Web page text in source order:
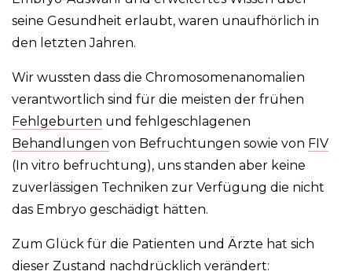
seine Gesundheit erlaubt, waren unaufhörlich in
den letzten Jahren.
Wir wussten dass die Chromosomenanomalien
verantwortlich sind für die meisten der frühen
Fehlgeburten und fehlgeschlagenen
Behandlungen von Befruchtungen sowie von FIV
(In vitro befruchtung), uns standen aber keine
zuverlässigen Techniken zur Verfügung die nicht
das Embryo geschädigt hätten.
Zum Glück für die Patienten und Ärzte hat sich
dieser Zustand nachdrücklich verändert: